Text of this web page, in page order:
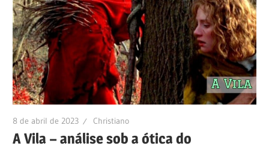
8 de abril de 2023 Christiano
A Vila – análise sob a ótica do